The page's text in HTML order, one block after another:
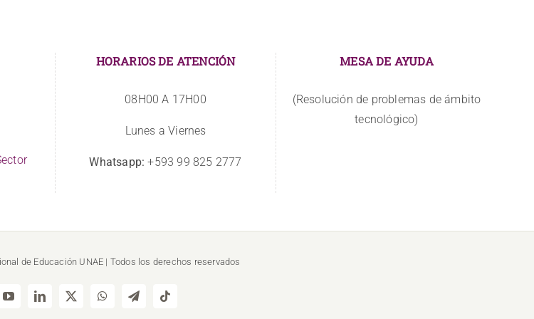
HORARIOS DE ATENCIÓN
08H00 A 17H00
Lunes a Viernes
Whatsapp: +593 99 825 2777
MESA DE AYUDA
(Resolución de problemas de ámbito
tecnológico)
de Educación UNAE | Todos los derechos reservados
YouTubeLinkedIn
X WhatsAppTelegramTiktok